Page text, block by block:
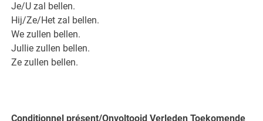
Je/U zal bellen.
Hij/Ze/Het zal bellen.
We zullen bellen.
Jullie zullen bellen.
Ze zullen bellen.
Conditionnel présent/Onvoltooid Verleden Toekomende